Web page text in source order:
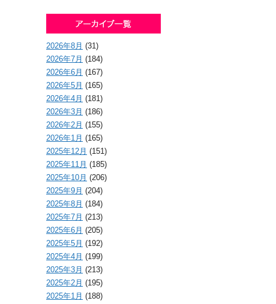
2026年8月 (31)
2026年7月 (184)
2026年6月 (167)
2026年5月 (165)
2026年4月 (181)
2026年3月 (186)
2026年2月 (155)
2026年1月 (165)
2025年12月 (151)
2025年11月 (185)
2025年10月 (206)
2025年9月 (204)
2025年8月 (184)
2025年7月 (213)
2025年6月 (205)
2025年5月 (192)
2025年4月 (199)
2025年3月 (213)
2025年2月 (195)
2025年1月 (188)